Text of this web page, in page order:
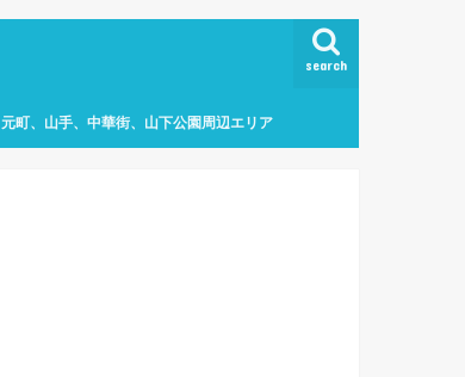
search
元町、山手、中華街、山下公園周辺エリア